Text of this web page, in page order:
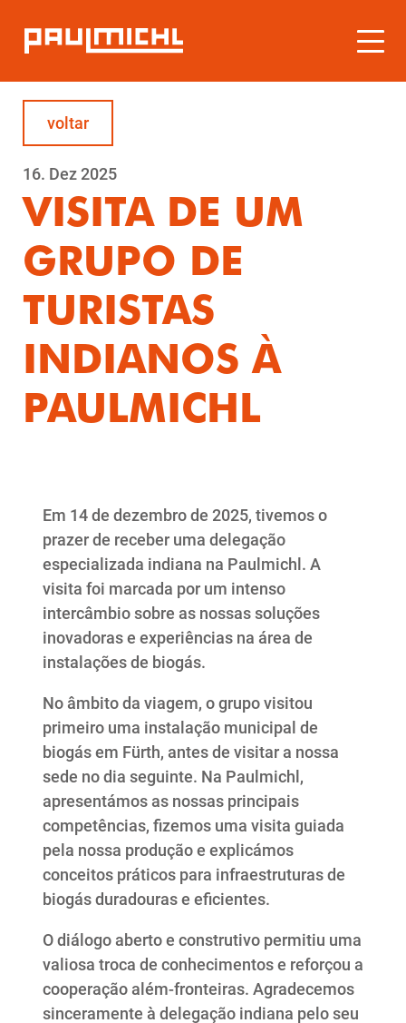
voltar
16. Dez 2025
VISITA DE UM
GRUPO DE
TURISTAS
INDIANOS À
PAULMICHL
Em 14 de dezembro de 2025, tivemos o
prazer de receber uma delegação
especializada indiana na Paulmichl. A
visita foi marcada por um intenso
intercâmbio sobre as nossas soluções
inovadoras e experiências na área de
instalações de biogás.
No âmbito da viagem, o grupo visitou
primeiro uma instalação municipal de
biogás em Fürth, antes de visitar a nossa
sede no dia seguinte. Na Paulmichl,
apresentámos as nossas principais
competências, fizemos uma visita guiada
pela nossa produção e explicámos
conceitos práticos para infraestruturas de
biogás duradouras e eficientes.
O diálogo aberto e construtivo permitiu uma
valiosa troca de conhecimentos e reforçou a
cooperação além-fronteiras. Agradecemos
sinceramente à delegação indiana pelo seu